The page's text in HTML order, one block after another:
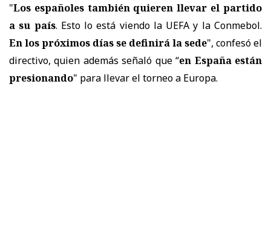
"Los españoles también quieren llevar el partido
a su país. Esto lo está viendo la UEFA y la Conmebol.
En los próximos días se definirá la sede", confesó el
directivo, quien además señaló que “en España están
presionando" para llevar el torneo a Europa.